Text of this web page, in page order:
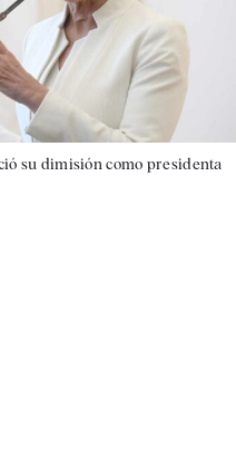
su dimisión como presidenta